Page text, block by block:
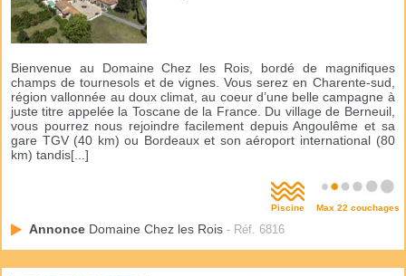
Bienvenue au Domaine Chez les Rois, bordé de magnifiques
champs de tournesols et de vignes. Vous serez en Charente-sud,
région vallonnée au doux climat, au coeur d’une belle campagne à
juste titre appelée la Toscane de la France. Du village de Berneuil,
vous pourrez nous rejoindre facilement depuis Angoulême et sa
gare TGV (40 km) ou Bordeaux et son aéroport international (80
km) tandis[...]
Piscine Max 22 couchages
Annonce Domaine Chez les Rois - Réf. 6816